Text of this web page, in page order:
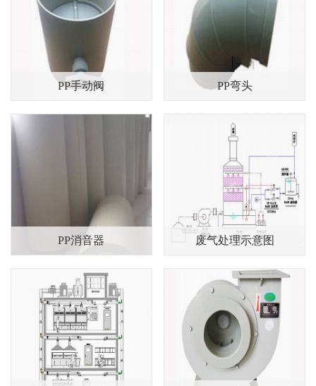
产品展示
PP手动阀 PP弯头
PP消音器 废气处理示意图